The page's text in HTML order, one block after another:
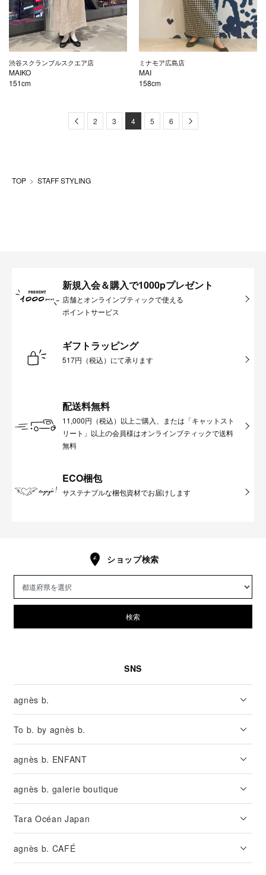
渋谷スクランブルスクエア店
MAIKO
151cm
ミナモア広島店
MAI
158cm
Previous
2 3 4 5 6 Next
TOP STAFF STYLING
新規入会＆購入で1000pプレゼント
店舗とオンラインブティックで使える
ポイントサービス
ギフトラッピング
517円（税込）にて承ります
配送料無料
11,000円（税込）以上ご購入、または「キャットスト
リート」以上の会員様はオンラインブティックで送料
無料
ECO梱包
サステナブルな梱包資材でお届けします
ショップ検索
検索
SNS
agnès b.
To b. by agnès b.
agnès b. ENFANT
agnès b. galerie boutique
Tara Océan Japan
agnès b. CAFÉ